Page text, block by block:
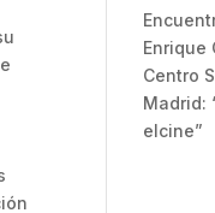
Enrique
Centro
Madrid:
elcine”